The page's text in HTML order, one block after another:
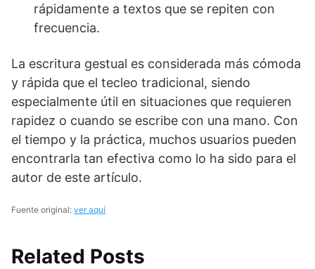
rápidamente a textos que se repiten con
frecuencia.
La escritura gestual es considerada más cómoda
y rápida que el tecleo tradicional, siendo
especialmente útil en situaciones que requieren
rapidez o cuando se escribe con una mano. Con
el tiempo y la práctica, muchos usuarios pueden
encontrarla tan efectiva como lo ha sido para el
autor de este artículo.
Fuente original: ver aquí
Related Posts